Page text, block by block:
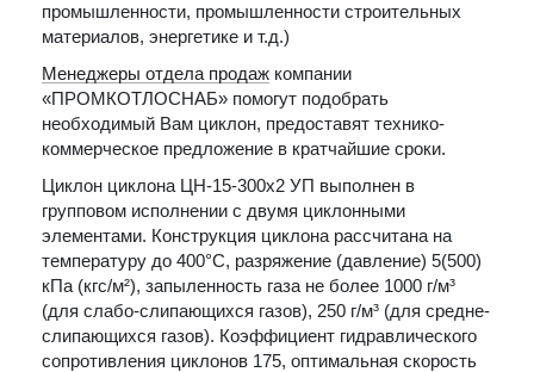
промышленности, промышленности строительных
материалов, энергетике и т.д.)
Менеджеры отдела продаж компании
«ПРОМКОТЛОСНАБ» помогут подобрать
необходимый Вам циклон, предоставят технико-
коммерческое предложение в кратчайшие сроки.
Циклон циклона ЦН-15-300х2 УП выполнен в
групповом исполнении с двумя циклонными
элементами. Конструкция циклона рассчитана на
температуру до 400°С, разряжение (давление) 5(500)
кПа (кгс/м²), запыленность газа не более 1000 г/м³
(для слабо-слипающихся газов), 250 г/м³ (для средне-
слипающихся газов). Коэффициент гидравлического
сопротивления циклонов 175, оптимальная скорость